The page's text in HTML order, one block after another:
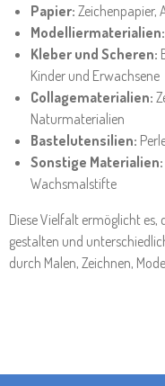
Papier: Zeichenpapier,
Modelliermaterialien:
Kleber und Scheren:
Kinder und Erwachsene
Collagematerialien:
Naturmaterialien
Bastelutensilien:
Sonstige Materialien:
Wachsmalstifte
Diese Vielfalt ermöglicht es,
gestalten und
durch Malen, Zeichnen,